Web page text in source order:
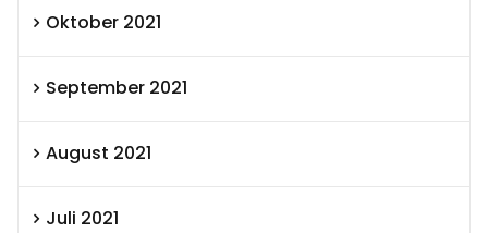
Oktober 2021
September 2021
August 2021
Juli 2021